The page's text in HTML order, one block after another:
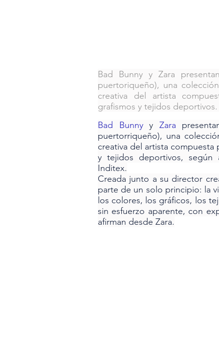
Bad Bunny y Zara
puertoriqueño), una
creativa del artista
grafismos y tejidos
Bad Bunny y Zara
puertorriqueño), una
creativa del artista
y tejidos deportivos, según
Inditex.
Creada junto a su director
parte de un solo principio: la
los colores, los gráficos, los
sin esfuerzo aparente, con
afirman desde Zara.